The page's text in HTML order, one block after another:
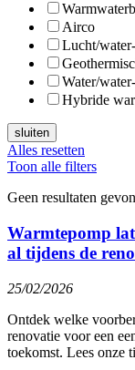
Airco
Lucht/
Water/
Hybride
sluiten
Alles resetten
Toon alle filters
Geen resultaten
Warmtepomp
al tijdens de
25/02/2026
Ontdek welke
renovatie voor een
toekomst. Lees onze